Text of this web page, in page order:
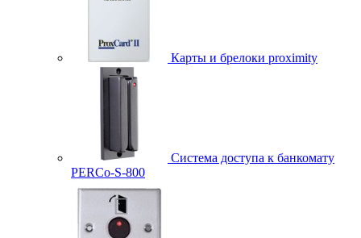
Карты и брелоки proximity
Система доступа к банкомату
PERCo-S-800